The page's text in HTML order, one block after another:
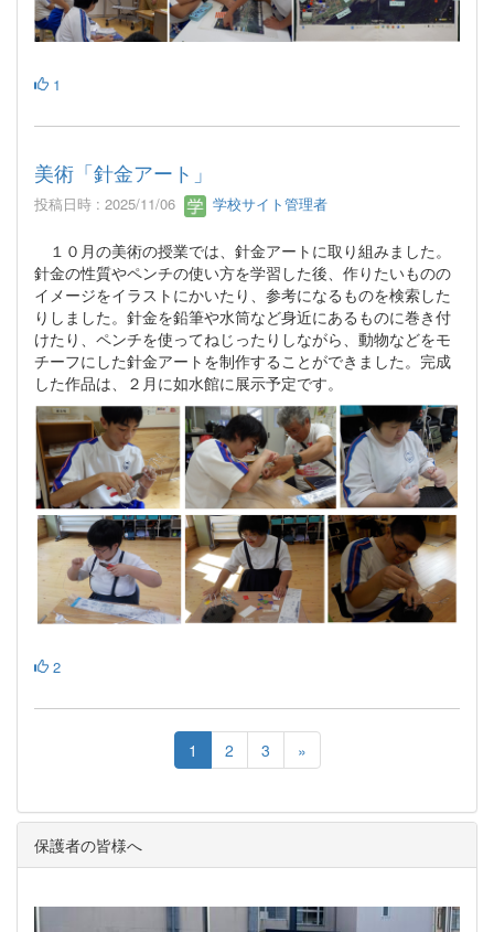
1
美術「針金アート」
投稿日時 : 2025/11/06 学校サイト管理者
１０月の美術の授業では、針金アートに取り組みました。
針金の性質やペンチの使い方を学習した後、作りたいものの
イメージをイラストにかいたり、参考になるものを検索した
りしました。針金を鉛筆や水筒など身近にあるものに巻き付
けたり、ペンチを使ってねじったりしながら、動物などをモ
チーフにした針金アートを制作することができました。完成
した作品は、２月に如水館に展示予定です。
2
1 2 3 »
保護者の皆様へ